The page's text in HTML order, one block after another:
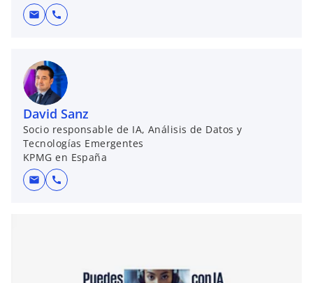
mail call
David Sanz
Socio responsable de IA, Análisis de Datos y
Tecnologías Emergentes
KPMG en España
mail call